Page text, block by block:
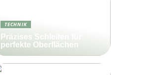
TECHNIK
Präzises Schleifen für
perfekte Oberflächen